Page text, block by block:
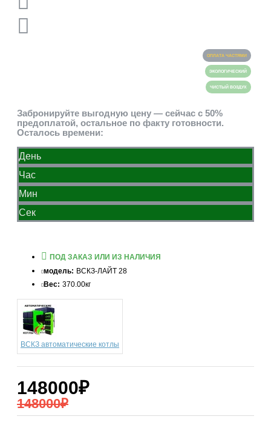
ОПЛАТА ЧАСТЯМИ
ЭКОЛОГИЧЕСКИЙ
ЧИСТЫЙ ВОЗДУХ
Забронируйте выгодную цену — сейчас с 50%
предоплатой, остальное по факту готовности.
Осталось времени:
День
Час
Мин
Сек
148000₽
148000₽
ПОД ЗАКАЗ ИЛИ ИЗ НАЛИЧИЯ
модель: ВСКЗ-ЛАЙТ 28
Вес: 370.00кг
ВСКЗ автоматические котлы